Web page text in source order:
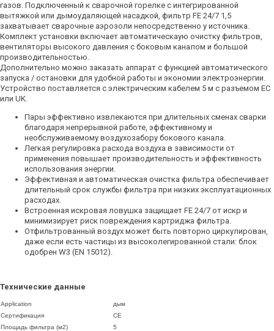
газов. Подключенный к сварочной горелке с интегрированной
вытяжкой или дымоудаляющей насадкой, фильтр FE 24/7 1,5
захватывает сварочные аэрозоли непосредственно у источника.
Комплект установки включает автоматическаую очистку фильтров,
вентиляторы высокого давления с боковым каналом и большой
производительностью.
Дополнительно можно заказать аппарат с функцией автоматического
запуска / остановки для удобной работы и экономии электроэнергии.
Устройство поставляется с электрическим кабелем 5 м с разъемом ЕС
или UK.
Пары эффективно извлекаются при длительных сменах сварки
благодаря непрерывной работе, эффективному и
необслуживаемому воздухозабору бокового канала.
Легкая регулировка расхода воздуха в зависимости от
применения повышает производительность и эффективность
использования энергии.
Эффективная и автоматическая очистка фильтра обеспечивает
длительный срок службы фильтра при низких эксплуатационных
расходах.
Встроенная искровая ловушка защищает FE 24/7 от искр и
минимизирует риск повреждения картриджа фильтра.
Отфильтрованный воздух может быть повторно циркулирован,
даже если есть частицы из высоколегированной стали: блок
одобрен W3 (EN 15012).
Технические данные
Application
дым
Сертификация
CE
Площадь фильтра (м2)
5